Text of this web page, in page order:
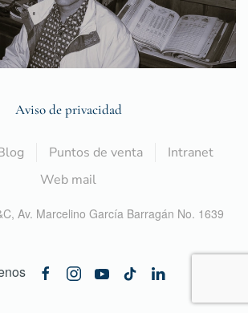
Aviso de privacidad
Puntos de venta
Intranet
Web mail
Av. Marcelino García Barragán No. 1639